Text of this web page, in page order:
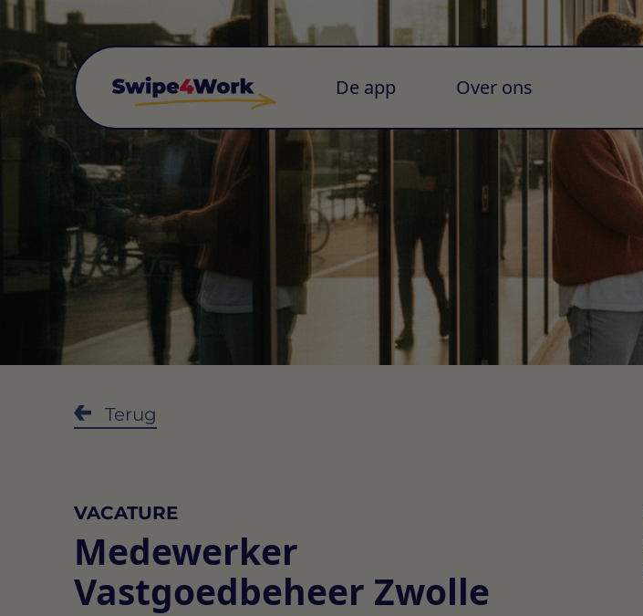
De app Over ons
Terug
VACATURE
Medewerker
Vastgoedbeheer Zwolle